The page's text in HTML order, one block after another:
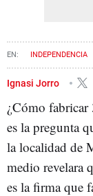
INDEPENDENCIA
Ignasi Jorro
¿Cómo
es la pregunta
la localidad de
medio revelara
es la firma que